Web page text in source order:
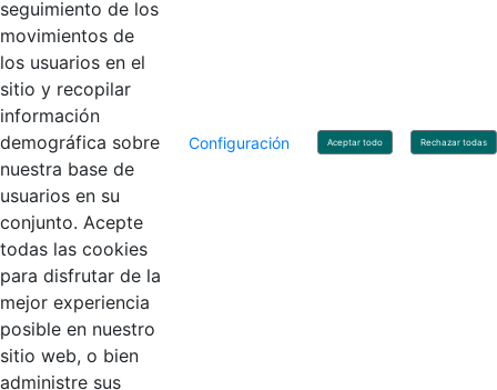
Contacto
Línea de servicio al ciudadano: +57(601) 492 64 00
Correo Institucional:
Correo de notificaciones judiciales:
notificacionjudicial@contaduria.gov.co
Correo de Asuntos disciplinarios:
asuntosdisciplinarios@contaduria.gov.co
Línea Anticorrupción: +57(601) 492 64 00 Ext. 4
Política de privacidad y protección de datos personales
Política de derechos de autor
Términos y condiciones de uso
© Copyright 2026 - Todos los derechos reservados
Gobierno de Colombia
seguimiento de los
movimientos de
los usuarios en el
sitio y recopilar
información
demográfica sobre
nuestra base de
usuarios en su
conjunto. Acepte
todas las cookies
para disfrutar de la
mejor experiencia
posible en nuestro
sitio web, o bien
administre sus
Configuración Aceptar todo Rechazar todas